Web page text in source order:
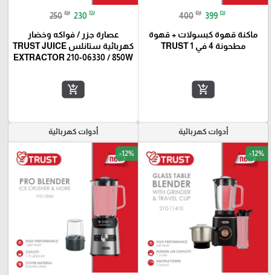
400 ₪ 399 ₪
ماكنة قهوة كبسولات + قهوة
مطحونة 4 في 1 TRUST
add_shopping_cart
250 ₪ 230 ₪
عصارة جزر / فواكه وخضار
كهربائية ستانلس TRUST JUICE
EXTRACTOR 210-06330 / 850W
add_shopping_cart
أدوات كهربائية
favorite_border -12%
أدوات كهربائية
favorite_border -12%